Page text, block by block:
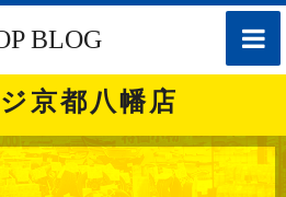
toggle
BLOG
京都八幡店